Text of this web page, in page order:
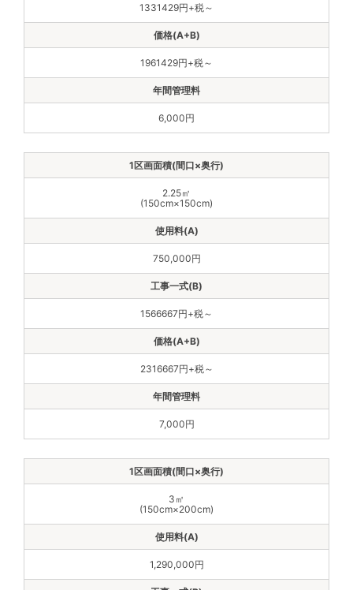
1331429円+税～
1961429円+税～
6,000円
2.25㎡
(150cm×150cm)
750,000円
1566667円+税～
2316667円+税～
7,000円
3㎡
(150cm×200cm)
1,290,000円